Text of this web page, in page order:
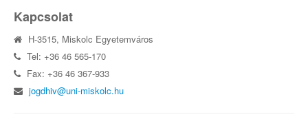
Kapcsolat
H-3515, Miskolc Egyetemváros
Tel: +36 46 565-170
Fax: +36 46 367-933
jogdhiv@uni-miskolc.hu